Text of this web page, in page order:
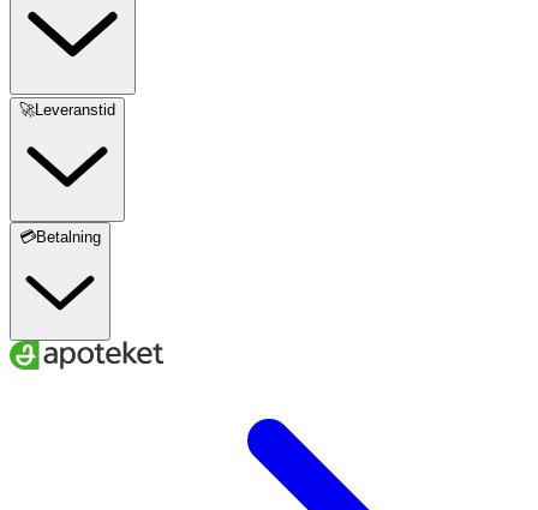
🚀Leveranstid
💳Betalning